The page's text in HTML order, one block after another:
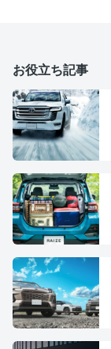
お役立ち記事